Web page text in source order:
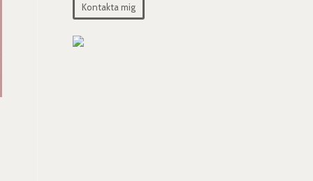
Kontakta mig